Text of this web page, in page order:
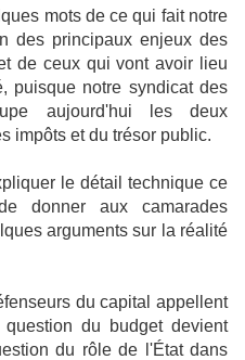
mots de ce qui fait notre
des principaux enjeux des
de ceux qui vont avoir lieu
puisque notre syndicat des
aujourd'hui les deux
impôts et du trésor public.
le détail technique ce
donner aux camarades
arguments sur la réalité
du capital appellent
du budget devient
du rôle de l'État dans